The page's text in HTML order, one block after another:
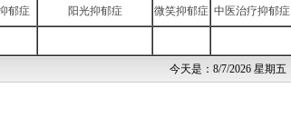
郁症 阳光抑郁症 微笑抑郁症 中医治疗抑郁症
今天是：8/7/2026 星期五